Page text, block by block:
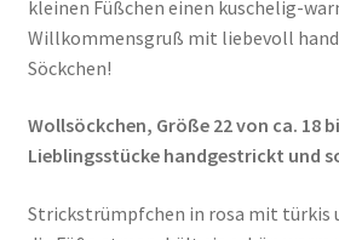
kleinen Füßchen einen kuschelig-
Willkommensgruß mit liebevoll
Söckchen!
Wollsöckchen, Größe 22 von ca. 18
Lieblingsstücke handgestrickt und
Strickstrümpfchen in rosa mit türkis